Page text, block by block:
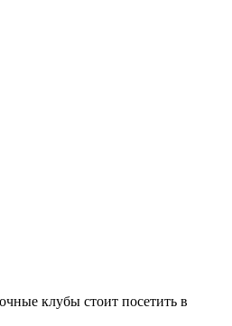
клубы стоит посетить в